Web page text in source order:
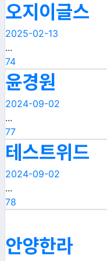
오지이글스
2025-02-13
...
74
윤경원
2024-09-02
...
77
테스트위드
2024-09-02
...
78
안양한라